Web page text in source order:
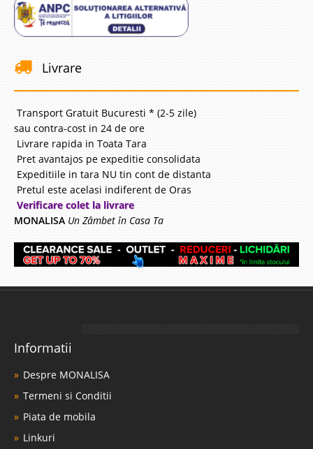
Livrare
Transport Gratuit Bucuresti * (2-5 zile)
sau contra-cost in 24 de ore
Livrare rapida in Toata Tara
Pret avantajos pe expeditie consolidata
Expeditiile in tara NU tin cont de distanta
Pretul este acelasi indiferent de Oras
Verificare colet la livrare
MONALISA Un Zâmbet în Casa Ta
Informatii
Despre MONALISA
Termeni si Conditii
Piata de mobila
Linkuri